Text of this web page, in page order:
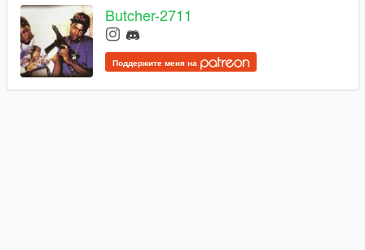
Butcher-2711
Поддержите меня на